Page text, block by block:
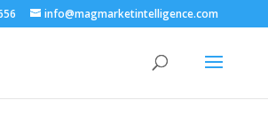
info@magmarketintelligence.com